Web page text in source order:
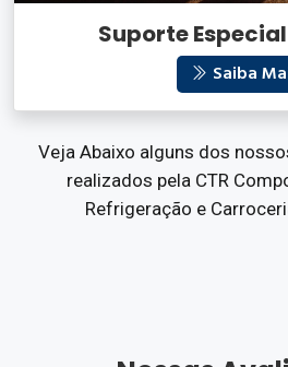
Suporte
Saiba
Veja Abaixo alguns dos
realizados pela CTR
Refrigeração e